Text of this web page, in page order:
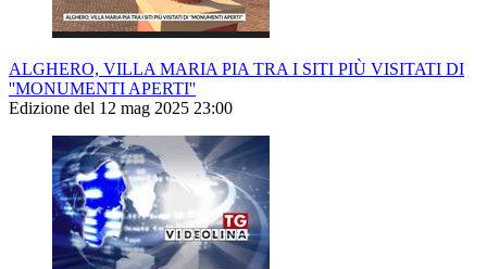
ALGHERO, VILLA MARIA PIA TRA I SITI PIÙ VISITATI DI
''MONUMENTI APERTI''
Edizione del 12 mag 2025 23:00